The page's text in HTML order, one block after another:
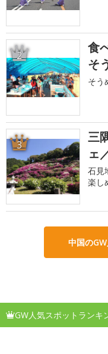
2
食
そ
そう
3
三
ェ
石見
楽し
中国の
GW人気スポットランキ